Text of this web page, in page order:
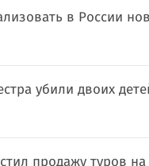
в России
убили двоих